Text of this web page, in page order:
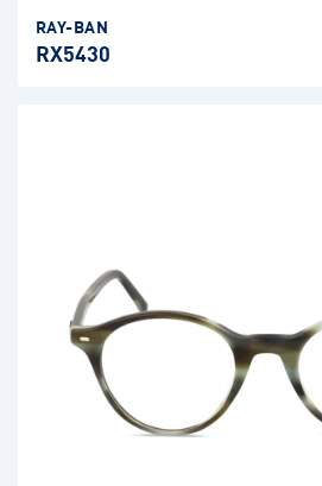
RAY-BAN
RX5430